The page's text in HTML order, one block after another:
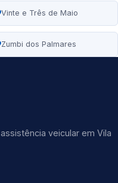
Vinte e Três de Maio
Zumbi dos Palmares
veicular em Vila